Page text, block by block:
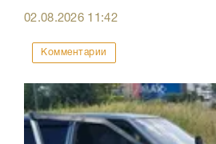
02.08.2026 11:42
Комментарии